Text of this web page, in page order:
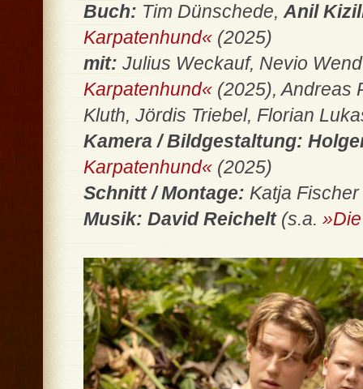
Buch: Tim Dünschede, Anil
Karpatenhund« (2025)
mit: Julius Weckauf, Nevio
Karpatenhund« (2025), Andreas
Kluth, Jördis Triebel, Florian
Kamera / Bildgestaltung:
Karpatenhund« (2025)
Schnitt / Montage: Katja Fischer
Musik: David Reichelt (s.a.